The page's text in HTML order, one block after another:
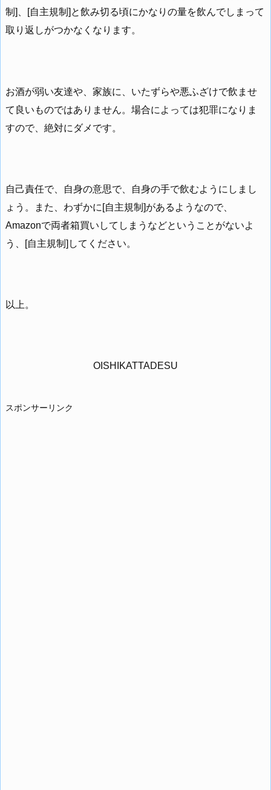
制]、[自主規制]と飲み切る頃にかなりの量を飲んでしまって
取り返しがつかなくなります。
お酒が弱い友達や、家族に、いたずらや悪ふざけで飲ませ
て良いものではありません。場合によっては犯罪になりま
すので、絶対にダメです。
自己責任で、自身の意思で、自身の手で飲むようにしまし
ょう。また、わずかに[自主規制]があるようなので、
Amazonで両者箱買いしてしまうなどということがないよ
う、[自主規制]してください。
以上。
OISHIKATTADESU
スポンサーリンク